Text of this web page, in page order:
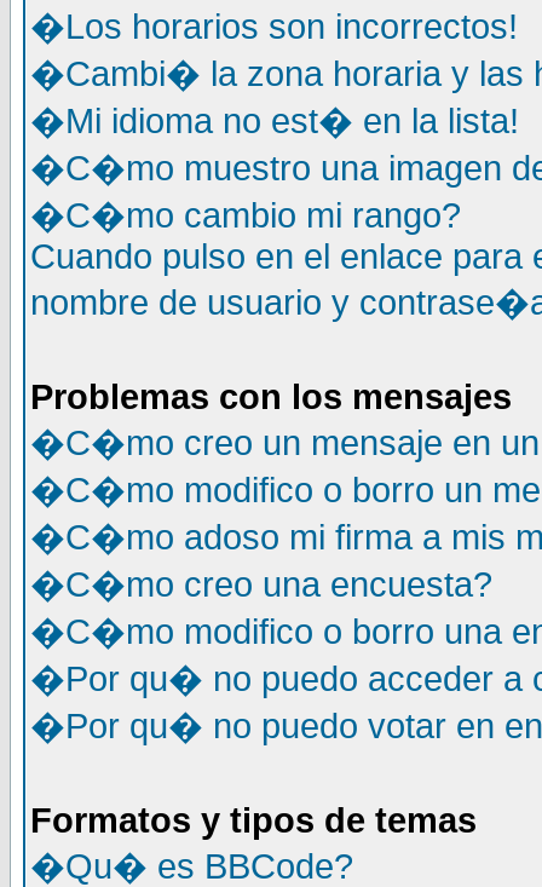
�Los horarios son incorrectos!
�Cambi� la zona horaria y las
�Mi idioma no est� en la lista!
�C�mo muestro una imagen
�C�mo cambio mi rango?
Cuando pulso en el enlace
nombre de usuario y
Problemas con los mensajes
�C�mo creo un mensaje en un
�C�mo modifico o borro un
�C�mo adoso mi firma a mis
�C�mo creo una encuesta?
�C�mo modifico o borro una
�Por qu� no puedo acceder a
�Por qu� no puedo votar en
Formatos y tipos de temas
�Qu� es BBCode?